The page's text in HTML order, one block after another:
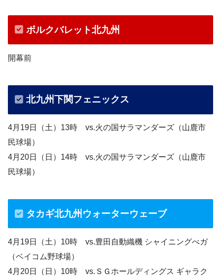
ボルクバレット北九州
開幕前
北九州下関フェニックス
4月19日（土）13時 vs.火の国サラマンダーズ（山鹿市
民球場）
4月20日（日）14時 vs.火の国サラマンダーズ（山鹿市
民球場）
タカギ北九州ウォーターウェーブ
4月19日（土）10時 vs.豊田自動織機 シャイニングべガ
（ベイコム野球場）
4月20日（日）10時 vs.ＳＧホールディングス ギャラク